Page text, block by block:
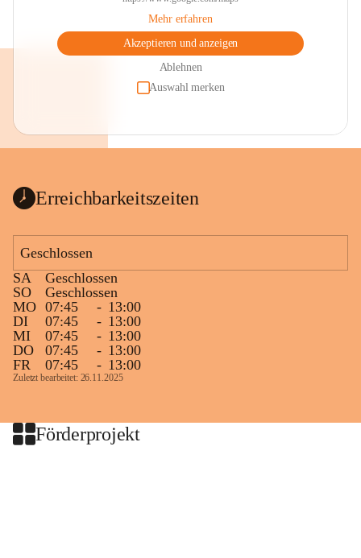
Mehr erfahren
Akzeptieren und anzeigen
Ablehnen
Auswahl merken
Erreichbarkeitszeiten
Geschlossen
SA
Geschlossen
SO
Geschlossen
MO 07:45 - 13:00
DI
07:45 - 13:00
MI
07:45 - 13:00
DO
07:45 - 13:00
FR
07:45 - 13:00
Zuletzt bearbeitet: 26.11.2025
Förderprojekt